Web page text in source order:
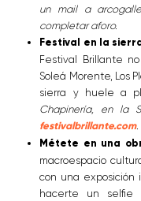
un mail a
completar aforo.
Festival en la
Festival Brillante
Soleá Morente, Los
sierra y huele a
Chapinería, en la
festivalbrillante.com.
Métete en una
macroespacio
con una exposición
hacerte un selfie